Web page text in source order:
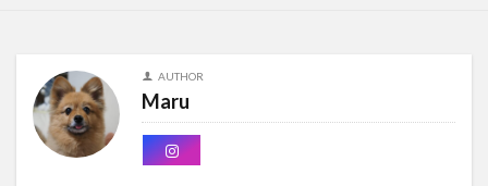
AUTHOR
Maru